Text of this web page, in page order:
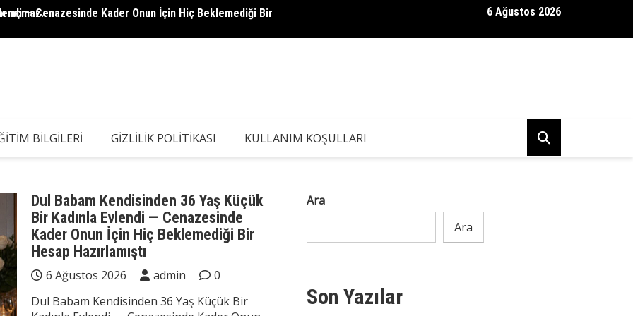
— Cenazesinde Kader Onun İçin Hiç Beklemediği Bir
açmaz..
5 Yaşındaki Kızım, Eşimin İş Arkadaşına “Neden Babamın
6 Ağustos 2026
BILGILERI GIZLILIK POLITIKASI KULLANIM KOŞULLARI
Dul Babam Kendisinden 36 Yaş Küçük
Bir Kadınla Evlendi — Cenazesinde
Kader Onun İçin Hiç Beklemediği Bir
Hesap Hazırlamıştı
6 Ağustos 2026 admin
0
Dul Babam Kendisinden 36 Yaş Küçük Bir
Ara
Ara
Son Yazılar